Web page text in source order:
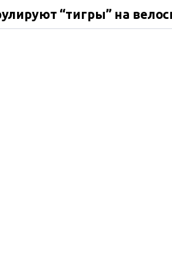
“тигры” на